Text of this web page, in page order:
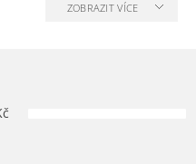
ZOBRAZIT VÍCE